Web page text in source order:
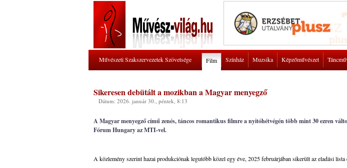
Művészeti Szakszervezetek Szövetsége Film Színház Muzsika Képzőművészet
Sikeresen debütált a mozikban a Magyar menyegző
Dátum: 2026. január 30., péntek, 8:13
A Magyar menyegző című zenés, táncos romantikus filmre a nyitóhétvégén több mint 30 ezren
Fórum Hungary az MTI-vel.
A közlemény szerint hazai produkciónak legutóbb közel egy éve, 2025 februárjában sikerült az eladási lista